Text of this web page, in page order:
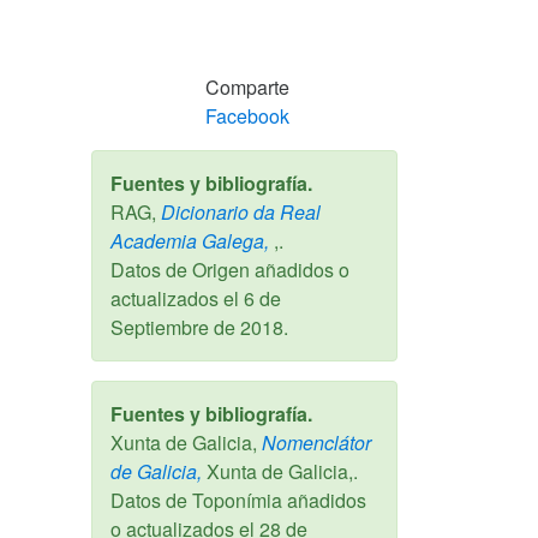
Comparte
Facebook
Fuentes y bibliografía.
RAG, Dicionario da Real
Academia Galega, ,.
Datos de Origen añadidos o
actualizados el 6 de
Septiembre de 2018.
Fuentes y bibliografía.
Xunta de Galicia, Nomenclátor
de Galicia, Xunta de Galicia,.
Datos de Toponímia añadidos
o actualizados el 28 de